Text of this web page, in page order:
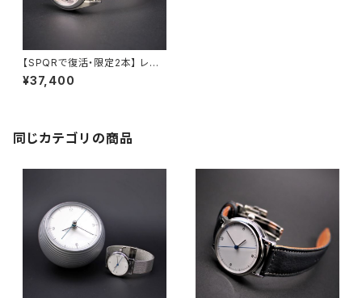
【SPQRで復活・限定2本】 レト
ロ調 懐かしい12時ブラウン竜頭
小型サイズのシンプルデザイン・
¥37,400
同じカテゴリの商品